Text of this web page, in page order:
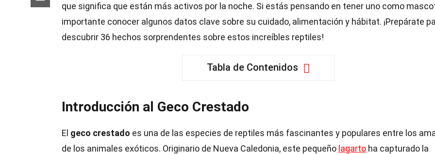
que significa que están más activos por la noche. Si estás pensando en tener uno como
importante conocer algunos datos clave sobre su cuidado, alimentación y hábitat. ¡Prepárate
descubrir 36 hechos sorprendentes sobre estos increíbles reptiles!
Tabla de Contenidos
Introducción al Geco Crestado
El geco crestado es una de las especies de reptiles más fascinantes y populares entre los
de los animales exóticos. Originario de Nueva Caledonia, este pequeño lagarto ha capturado la